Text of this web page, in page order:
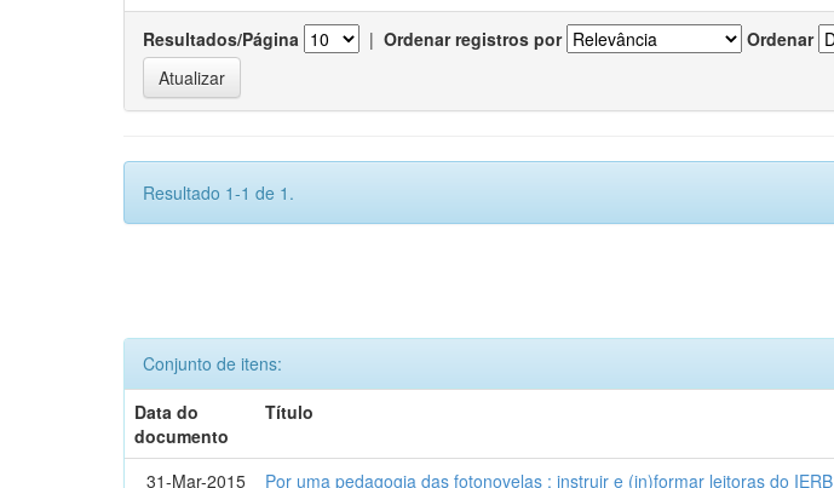
Resultados/Página | Ordenar registros por Ordenar
Resultado 1-1 de 1.
Conjunto de itens:
Data do
documento
Título
31-Mar-2015 Por uma pedagogia das fotonovelas : instruir e (in)formar leitoras do IERB